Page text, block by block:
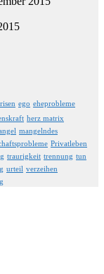
ego eheprobleme
herz matrix
mangelndes
Privatleben
traurigkeit trennung tun
urteil verzeihen